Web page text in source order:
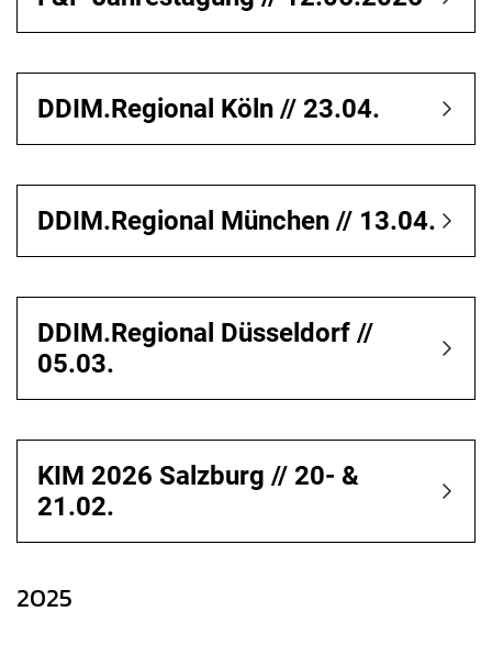
DDIM.Regional Köln // 23.04.
DDIM.Regional München // 13.04.
DDIM.Regional Düsseldorf //
05.03.
KIM 2026 Salzburg // 20- &
21.02.
2025